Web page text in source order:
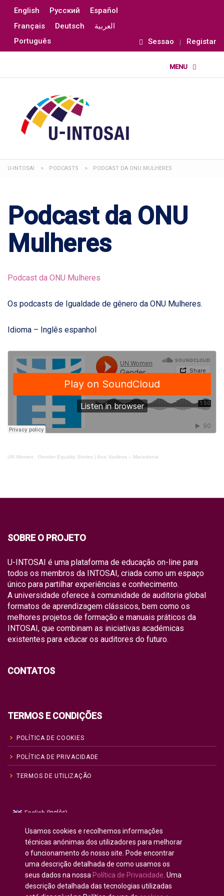
English Русский
Español
Français
Deutsch
العربية
Português
Sessao Registar
U-INTOSAI > PODCASTS > PODCAST DA ONU MULHERES
Podcast da ONU
Mulheres
Podcast da ONU Mulheres
Os podcasts de Igualdade de gênero da ONU Mulheres.
Idioma – Inglês espanhol
UN Women · Gender Equality Stories | Ana Vasileva – Macedonia
SOBRE O PROJETO
U-INTOSAI é uma plataforma de educação on-line para
todos os membros da INTOSAI, criada como um espaço
único para partilhar experiências e conhecimento.
A universidade oferece à comunidade de auditoria global
formatos de aprendizagem clássicos, bem como os
melhores projetos de formação e manuais práticos da
INTOSAI, que combinam as iniciativas académicas
existentes para educar os auditores do futuro.
CONTATOS
TERMOS E CONDIÇÕES
POLÍTICA DE COOKIES
POLÍTICA DE PRIVACIDADE
TERMOS DE UTILIZAÇÃO
English (Inglês)
Русский
Russo
Español(Espanhol)
Français(Francês)
Alemão
العربية( Árabe)
Usamos cookies e recolhemos informações
técnicas anónimas dos utilizadores para melhorar
o funcionamento do nosso site. Pode encontrar
uma descrição detalhada de como usamos os
seus dados na nossa Política de Privacidade . Uma
descrição detalhada das tecnologias utilizadas